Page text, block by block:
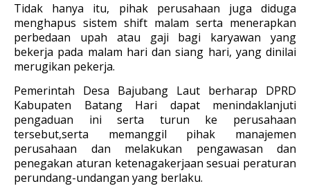
Tidak hanya itu, pihak perusahaan juga diduga
menghapus sistem shift malam serta menerapkan
perbedaan upah atau gaji bagi karyawan yang
bekerja pada malam hari dan siang hari, yang dinilai
merugikan pekerja.
Pemerintah Desa Bajubang Laut berharap DPRD
Kabupaten Batang Hari dapat menindaklanjuti
pengaduan ini serta turun ke perusahaan
tersebut,serta memanggil pihak manajemen
perusahaan dan melakukan pengawasan dan
penegakan aturan ketenagakerjaan sesuai peraturan
perundang-undangan yang berlaku.